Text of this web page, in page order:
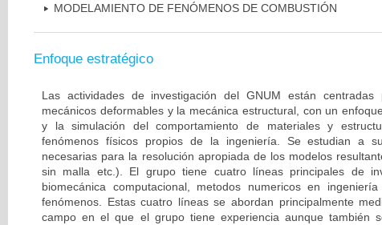
MODELAMIENTO DE FENÓMENOS DE COMBUSTIÓN
Enfoque estratégico
Las actividades de investigación del GNUM están centradas
mecánicos deformables y la mecánica estructural, con un
y la simulación del comportamiento de materiales y
fenómenos físicos propios de la ingeniería. Se estudian a
necesarias para la resolución apropiada de los modelos
sin malla etc.). El grupo tiene cuatro líneas principales de
biomecánica computacional, metodos numericos en
fenómenos. Estas cuatro líneas se abordan principalmente
campo en el que el grupo tiene experiencia aunque también